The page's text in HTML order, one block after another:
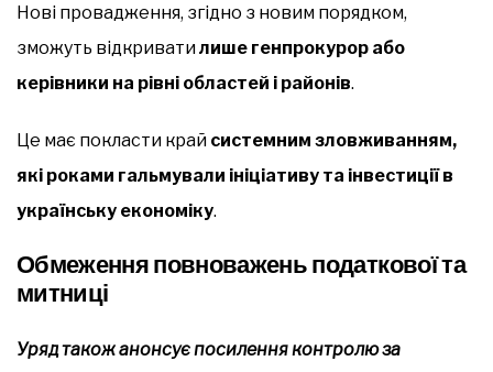
Нові провадження, згідно з новим порядком,
зможуть відкриватилише генпрокурор або
керівники на рівні областей і районів.
Це має покласти край системним зловживанням,
які роками гальмували ініціативу та інвестиції в
українську економіку.
Обмеження повноважень податкової та
митниці
Уряд також анонсує посилення контролю за